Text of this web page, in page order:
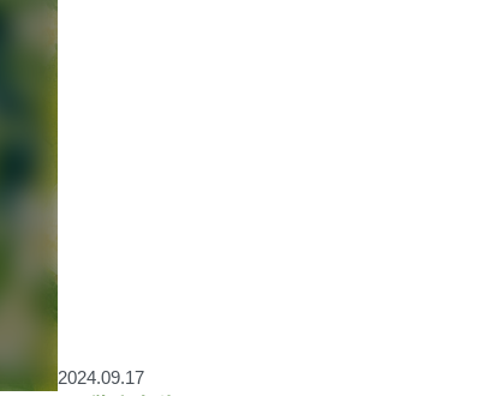
2024.09.17